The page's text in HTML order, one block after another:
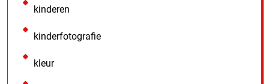
kinderen
kinderfotografie
kleur